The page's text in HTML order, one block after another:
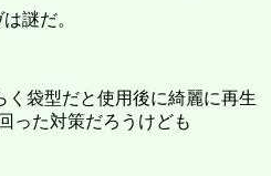
謎だ。
く袋型だと使用後に綺麗に再生
った対策だろうけども